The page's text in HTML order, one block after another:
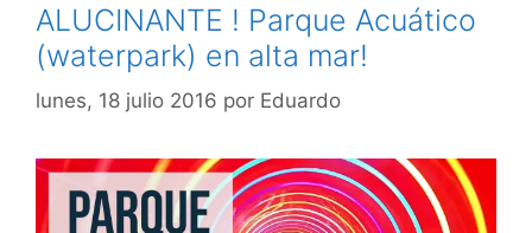
ALUCINANTE ! Parque Acuático
(waterpark) en alta mar!
lunes, 18 julio 2016 por Eduardo